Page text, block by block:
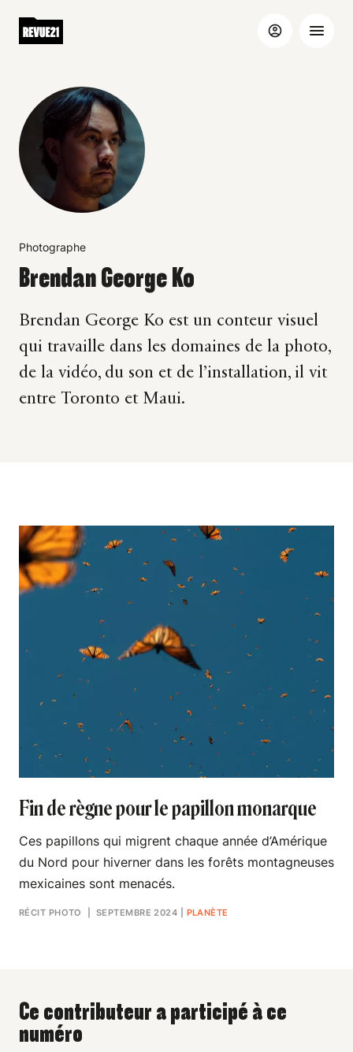
Photographe
Brendan George Ko
Brendan George Ko est un conteur visuel
qui travaille dans les domaines de la photo,
de la vidéo, du son et de l’installation, il vit
entre Toronto et Maui.
Fin de règne pour le papillon monarque
Ces papillons qui migrent chaque année d’Amérique
du Nord pour hiverner dans les forêts montagneuses
mexicaines sont menacés.
RÉCIT PHOTO | SEPTEMBRE 2024 PLANÈTE
Ce contributeur a participé à ce
numéro